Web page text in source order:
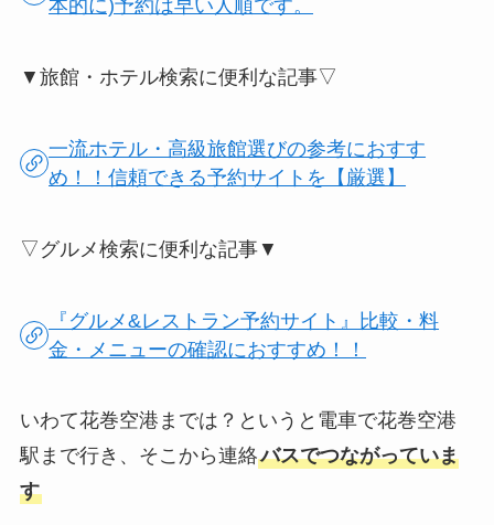
本的に)予約は早い人順です。
▼旅館・ホテル検索に便利な記事▽
一流ホテル・高級旅館選びの参考におすす
め！！信頼できる予約サイトを【厳選】
▽グルメ検索に便利な記事▼
『グルメ&レストラン予約サイト』比較・料
金・メニューの確認におすすめ！！
いわて花巻空港までは？というと電車で花巻空港
駅まで行き、そこから連絡バスでつながっていま
す